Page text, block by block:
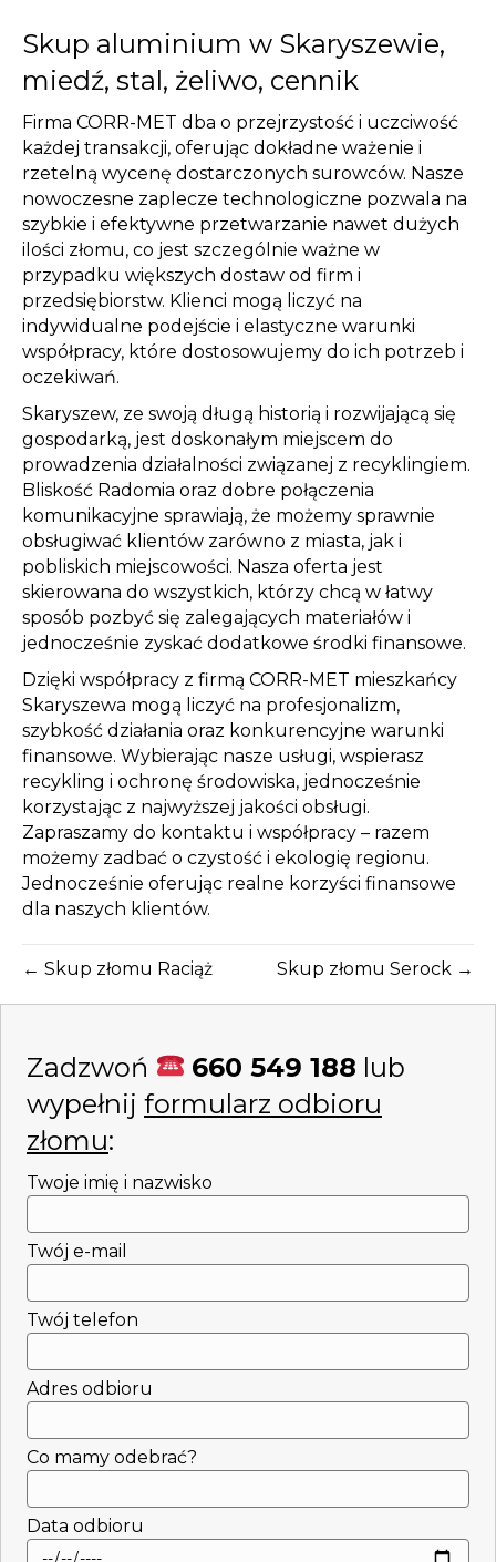
Skup aluminium w Skaryszewie,
miedź, stal, żeliwo, cennik
Firma CORR-MET dba o przejrzystość i uczciwość
każdej transakcji, oferując dokładne ważenie i
rzetelną wycenę dostarczonych surowców. Nasze
nowoczesne zaplecze technologiczne pozwala na
szybkie i efektywne przetwarzanie nawet dużych
ilości złomu, co jest szczególnie ważne w
przypadku większych dostaw od firm i
przedsiębiorstw. Klienci mogą liczyć na
indywidualne podejście i elastyczne warunki
współpracy, które dostosowujemy do ich potrzeb i
oczekiwań.
Skaryszew, ze swoją długą historią i rozwijającą się
gospodarką, jest doskonałym miejscem do
prowadzenia działalności związanej z recyklingiem.
Bliskość Radomia oraz dobre połączenia
komunikacyjne sprawiają, że możemy sprawnie
obsługiwać klientów zarówno z miasta, jak i
pobliskich miejscowości. Nasza oferta jest
skierowana do wszystkich, którzy chcą w łatwy
sposób pozbyć się zalegających materiałów i
jednocześnie zyskać dodatkowe środki finansowe.
Dzięki współpracy z firmą CORR-MET mieszkańcy
Skaryszewa mogą liczyć na profesjonalizm,
szybkość działania oraz konkurencyjne warunki
finansowe. Wybierając nasze usługi, wspierasz
recykling i ochronę środowiska, jednocześnie
korzystając z najwyższej jakości obsługi.
Zapraszamy do kontaktu i współpracy – razem
możemy zadbać o czystość i ekologię regionu.
Jednocześnie oferując realne korzyści finansowe
dla naszych klientów.
← Skup złomu Raciąż Skup złomu Serock →
Zadzwoń 660 549 188 lub
wypełnij formularz odbioru
złomu:
Twoje imię i nazwisko
Twój e-mail
Twój telefon
Adres odbioru
Co mamy odebrać?
Data odbioru